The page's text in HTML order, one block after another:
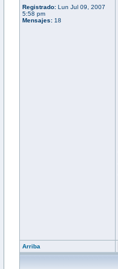
Registrado: Lun Jul 09, 2007
5:58 pm
Mensajes: 18
Arriba